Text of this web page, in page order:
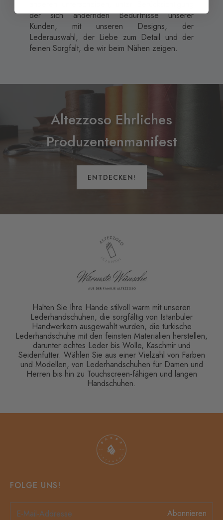
der sich ändernden Bedürfnisse unserer
Kunden, mit unseren Designs, der
Lederauswahl, der Liebe zum Detail und der
feinen Sorgfalt, die wir beim Nähen zeigen.
Altezzoso Ehrliches
Produzentenmanifest
ENTDECKEN!
Halten Sie Ihre Hände stilvoll warm mit unseren
Lederhandschuhen, die sorgfältig von Istanbuler
Handwerkern ausgewählt wurden, die türkische
Lederhandschuhe mit den feinsten Materialien herstellen,
darunter echtes Leder bis Wolle, Kaschmir und
Seidenfutter. Wählen Sie aus einer Vielzahl von Farben
und Modellen, von Lederhandschuhen für Damen und
Herren bis hin zu Touchscreen-fähigen und langen
Handschuhen.
FOLGE UNS!
Abonnieren